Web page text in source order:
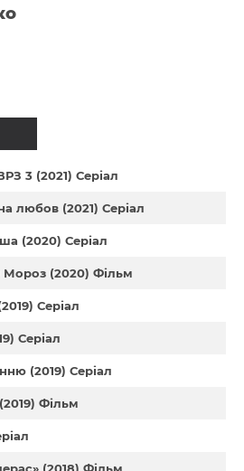
3 (2021) Серіал
любов (2021) Серіал
(2020) Серіал
Мороз (2020) Фільм
Серіал
Серіал
(2019) Серіал
Фільм